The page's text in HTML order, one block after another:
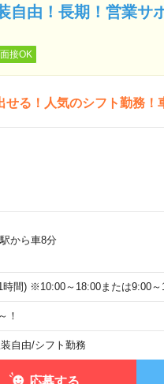
自由！長期！営業サ
接OK
る！人気のシフト勤務！
から車8分
間) ※10:00～18:00または9:00～
！
自由/シフト勤務
応募する